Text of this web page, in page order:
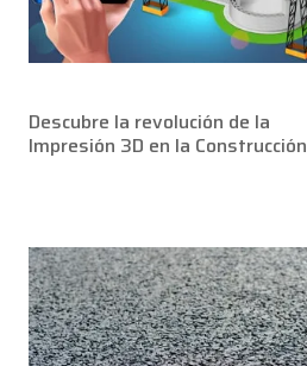
Descubre la revolución de la
Impresión 3D en la Construcción